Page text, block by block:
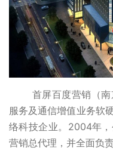
首屏百度营销（南
服务及通信增值业务软
络科技企业。2004年
营销总代理，并全面负